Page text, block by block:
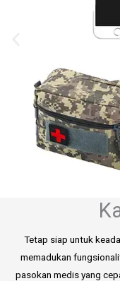
Tetap siap untuk
memadukan
pasokan medis yang